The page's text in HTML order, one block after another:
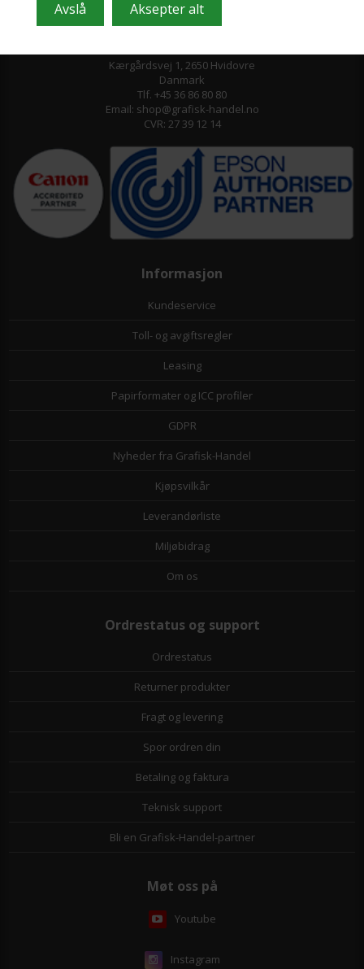
Kærgårdsvej 1, 2650 Hvidovre
Danmark
Tlf. +45 36 86 80 80
Email: shop@grafisk-handel.no
CVR: 27 39 12 14
Informasjon
Kundeservice
Toll- og avgiftsregler
Leasing
Papirformater og ICC profiler
GDPR
Nyheder fra Grafisk-Handel
Kjøpsvilkår
Leverandørliste
Miljøbidrag
Om os
Ordrestatus og support
Ordrestatus
Returner produkter
Fragt og levering
Spor ordren din
Betaling og faktura
Teknisk support
Bli en Grafisk-Handel-partner
Møt oss på
Youtube
Instagram